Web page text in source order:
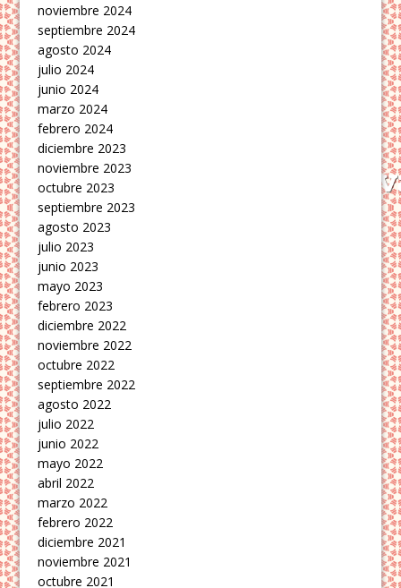
noviembre 2024
septiembre 2024
agosto 2024
julio 2024
junio 2024
marzo 2024
febrero 2024
diciembre 2023
noviembre 2023
octubre 2023
septiembre 2023
agosto 2023
julio 2023
junio 2023
mayo 2023
febrero 2023
diciembre 2022
noviembre 2022
octubre 2022
septiembre 2022
agosto 2022
julio 2022
junio 2022
mayo 2022
abril 2022
marzo 2022
febrero 2022
diciembre 2021
noviembre 2021
octubre 2021